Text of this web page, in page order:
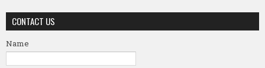
CONTACT US
Name